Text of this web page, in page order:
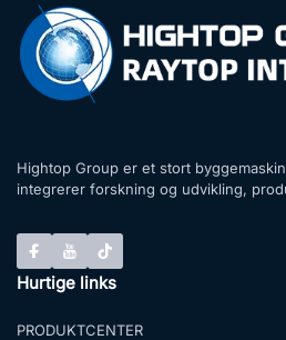
Hightop Group er et stort
integrerer forskning og udvikling,
Hurtige links
PRODUKTCENTER